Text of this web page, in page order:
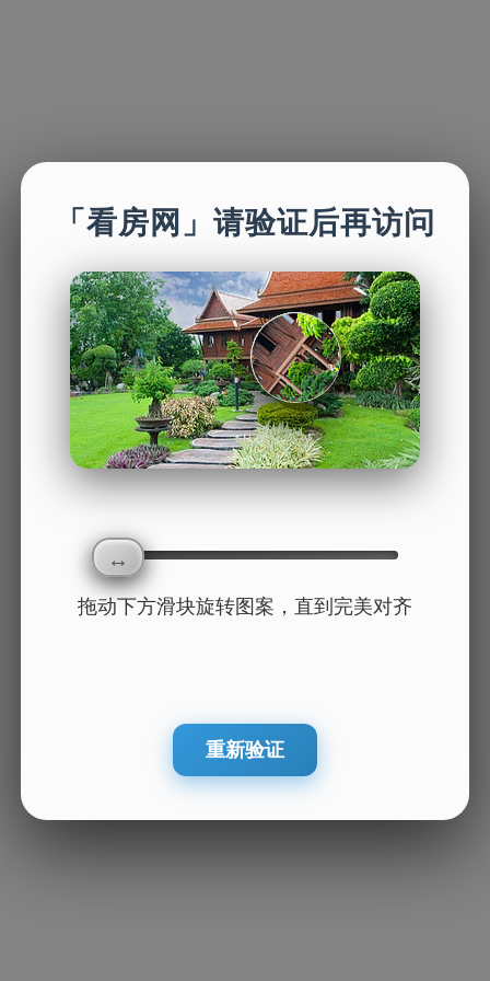
「看房网」请验证后再访问
拖动下方滑块旋转图案，直到完美对齐
重新验证